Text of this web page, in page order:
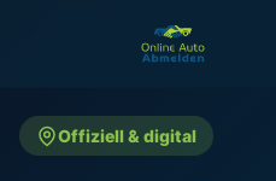
Offiziell & digital